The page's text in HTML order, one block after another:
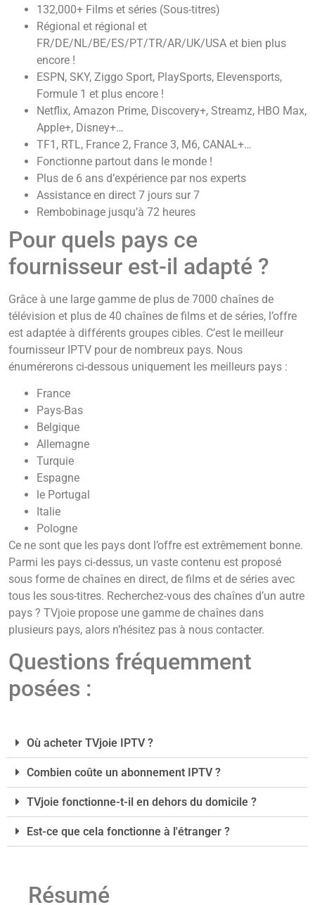
132,000+ Films et séries (Sous-titres)
Régional et régional et
FR/DE/NL/BE/ES/PT/TR/AR/UK/USA et bien plus
encore !
ESPN, SKY, Ziggo Sport, PlaySports, Elevensports,
Formule 1 et plus encore !
Netflix, Amazon Prime, Discovery+, Streamz, HBO Max,
Apple+, Disney+…
TF1, RTL, France 2, France 3, M6, CANAL+…
Fonctionne partout dans le monde !
Plus de 6 ans d’expérience par nos experts
Assistance en direct 7 jours sur 7
Rembobinage jusqu’à 72 heures
Pour quels pays ce
fournisseur est-il adapté ?
Grâce à une large gamme de plus de 7000 chaînes de
télévision et plus de 40 chaînes de films et de séries, l’offre
est adaptée à différents groupes cibles. C’est le meilleur
fournisseur IPTV pour de nombreux pays. Nous
énumérerons ci-dessous uniquement les meilleurs pays :
France
Pays-Bas
Belgique
Allemagne
Turquie
Espagne
le Portugal
Italie
Pologne
Ce ne sont que les pays dont l’offre est extrêmement bonne.
Parmi les pays ci-dessus, un vaste contenu est proposé
sous forme de chaînes en direct, de films et de séries avec
tous les sous-titres. Recherchez-vous des chaînes d’un autre
pays ? TVjoie propose une gamme de chaînes dans
plusieurs pays, alors n’hésitez pas à nous contacter.
Questions fréquemment
posées :
Où acheter TVjoie IPTV ?
Combien coûte un abonnement IPTV ?
TVjoie fonctionne-t-il en dehors du domicile ?
Est-ce que cela fonctionne à l'étranger ?
Résumé